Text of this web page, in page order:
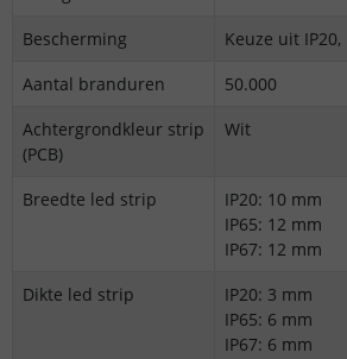
Bescherming
Keuze uit IP20,
Aantal branduren
50.000
Achtergrondkleur strip
(PCB)
Wit
Breedte led strip
IP20: 10 mm
IP65: 12 mm
IP67: 12 mm
Dikte led strip
IP20: 3 mm
IP65: 6 mm
IP67: 6 mm